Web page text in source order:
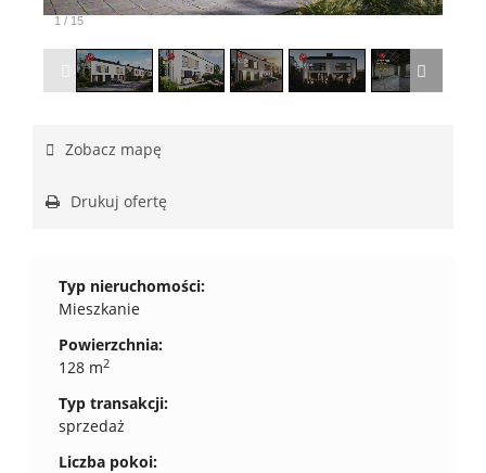
1 / 15
Zobacz mapę
Drukuj ofertę
Typ nieruchomości:
Mieszkanie
Powierzchnia:
128 m2
Typ transakcji:
sprzedaż
Liczba pokoi: